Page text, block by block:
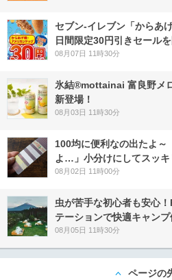
セブン‐イレブン「からあ
日間限定30円引きセールを
08月07日 11時30分
氷結®mottainai 富良野メ
新登場！
08月03日 11時30分
100均に便利なの出たよ～
よ…」小分けにしてスッキ
08月02日 11時00分
虫が苦手な初心者も安心
テーションで快適キャン
08月05日 11時30分
ページの